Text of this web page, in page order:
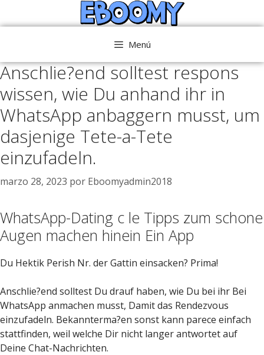
al
Menú
Anschlie?end solltest respons
wissen, wie Du anhand ihr in
WhatsApp anbaggern musst, um
dasjenige Tete-a-Tete
einzufadeln.
marzo 28, 2023 por Eboomyadmin2018
WhatsApp-Dating c le Tipps zum schone
Augen machen hinein Ein App
Du Hektik Perish Nr. der Gattin einsacken? Prima!
Anschlie?end solltest Du drauf haben, wie Du bei ihr Bei
WhatsApp anmachen musst, Damit das Rendezvous
einzufadeln. Bekannterma?en sonst kann parece einfach
stattfinden, weil welche Dir nicht langer antwortet auf
Deine Chat-Nachrichten.